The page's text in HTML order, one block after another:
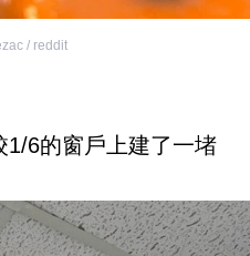
/ reddit
1/6的窗戶上建了一堵